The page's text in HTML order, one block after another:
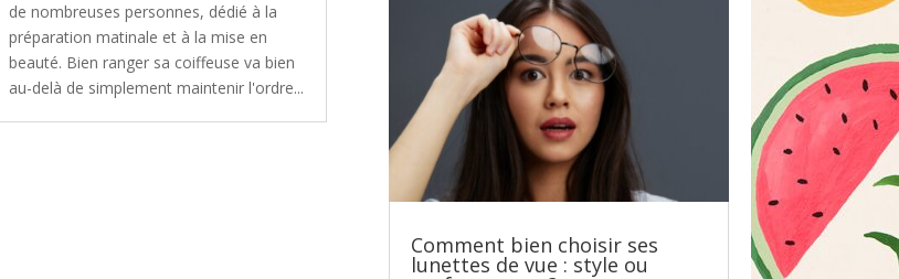
de nombreuses personnes, dédié à la
préparation matinale et à la mise en
beauté. Bien ranger sa coiffeuse va bien
au-delà de simplement maintenir l'ordre...
Comment bien choisir ses
lunettes de vue : style ou